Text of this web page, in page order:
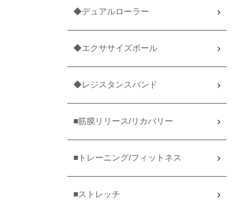
◆デュアルローラー
◆エクササイズボール
◆レジスタンスバンド
■筋膜リリース/リカバリー
■トレーニング/フィットネス
■ストレッチ